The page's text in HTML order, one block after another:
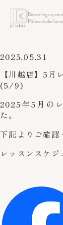
Becoming my
Pilates studio for
2025.05.31
【川越店】5
(5/9)
2025年5月の
た。
下記よりご確認
レッスンスケジ